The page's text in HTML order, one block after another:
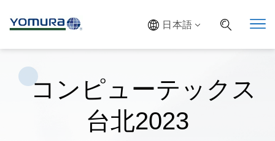
日本語
コンピューテックス
台北2023